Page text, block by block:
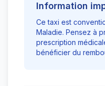
Information
Ce taxi est
Maladie. Pensez à
prescription
bénéficier du